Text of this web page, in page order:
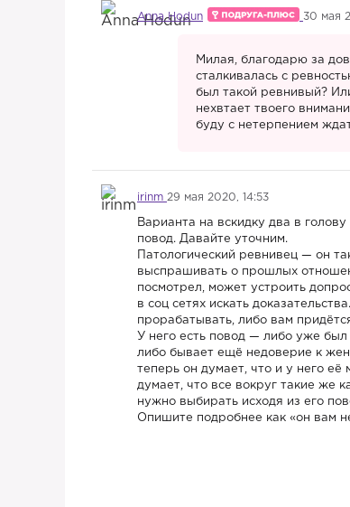
Anna Hodun 30 мая
Милая, благодарю за
сталкивалась с
был такой ревнивый?
нехвтает твоего
буду с нетерпением
irinm 29 мая 2020, 14:53
Варианта на вскидку два в
повод. Давайте уточним.
Патологический ревнивец — он
выспрашивать о прошлых
посмотрел, может устроить
в соц сетях искать
прорабатывать, либо вам
У него есть повод — либо уже
либо бывает ещё недоверие к
теперь он думает, что и у него
думает, что все вокруг такие же
нужно выбирать исходя из его
Опишите подробнее как «он вам